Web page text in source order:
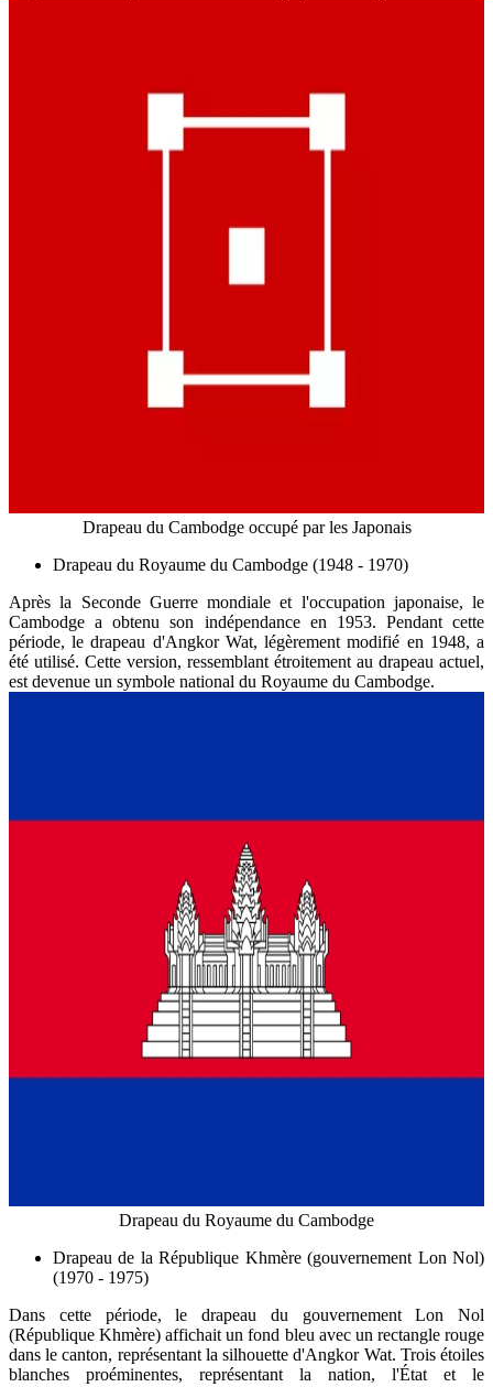
Drapeau du Cambodge occupé par les Japonais
Drapeau du Royaume du Cambodge (1948 - 1970)
Après la Seconde Guerre mondiale et l'occupation japonaise, le
Cambodge a obtenu son indépendance en 1953. Pendant cette
période, le drapeau d'Angkor Wat, légèrement modifié en 1948, a
été utilisé. Cette version, ressemblant étroitement au drapeau actuel,
est devenue un symbole national du Royaume du Cambodge.
Drapeau du Royaume du Cambodge
Drapeau de la République Khmère (gouvernement Lon Nol)
(1970 - 1975)
Dans cette période, le drapeau du gouvernement Lon Nol
(République Khmère) affichait un fond bleu avec un rectangle rouge
dans le canton, représentant la silhouette d'Angkor Wat. Trois étoiles
blanches proéminentes, représentant la nation, l'État et le